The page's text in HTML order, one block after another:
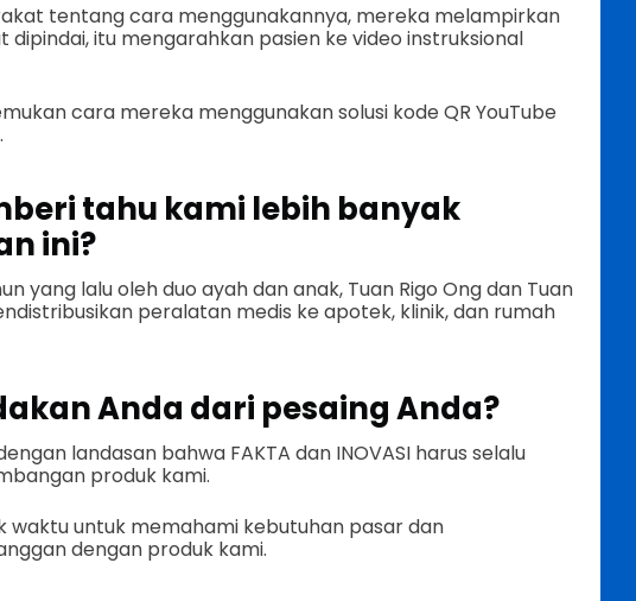
tentang cara menggunakannya, mereka melampirkan
dipindai, itu mengarahkan pasien ke video instruksional
cara mereka menggunakan solusi kode QR YouTube
tahu kami lebih banyak
ini?
yang lalu oleh duo ayah dan anak, Tuan Rigo Ong dan Tuan
peralatan medis ke apotek, klinik, dan rumah
Anda dari pesaing Anda?
landasan bahwa FAKTA dan INOVASI harus selalu
produk kami.
waktu untuk memahami kebutuhan pasar dan
dengan produk kami.